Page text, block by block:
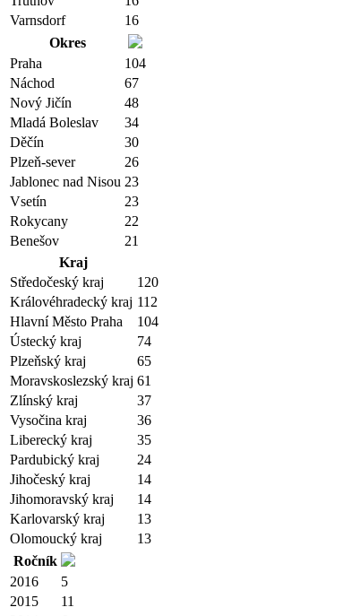
Varnsdorf
16
Okres
Praha
104
Náchod
67
Nový Jičín
48
Mladá Boleslav
34
Děčín
30
Plzeň-sever
26
Jablonec nad Nisou 23
Vsetín
23
Rokycany
22
Benešov
21
Kraj
Středočeský kraj
120
Královéhradecký kraj 112
Hlavní Město Praha
104
Ústecký kraj
74
Plzeňský kraj
65
Moravskoslezský kraj 61
Zlínský kraj
37
Vysočina kraj
36
Liberecký kraj
35
Pardubický kraj
24
Jihočeský kraj
14
Jihomoravský kraj
14
Karlovarský kraj
13
Olomoucký kraj
13
Ročník
2016
5
2015
11